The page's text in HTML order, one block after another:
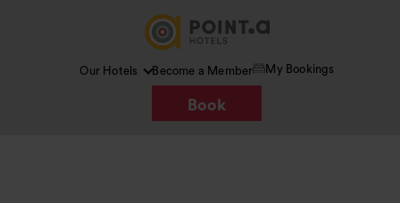
Our Hotels Become a Member My Bookings
Book